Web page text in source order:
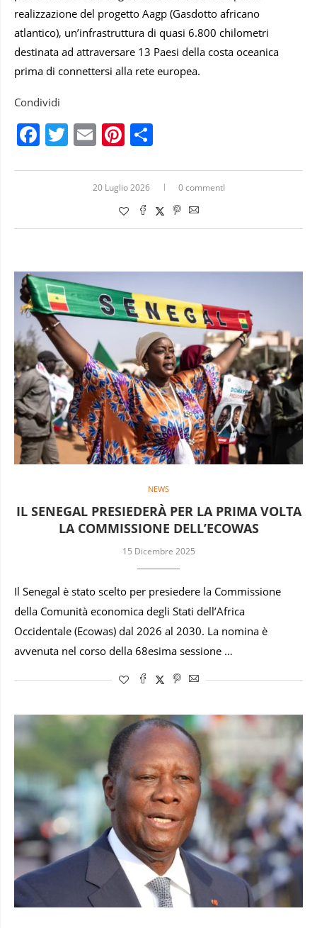
realizzazione del progetto Aagp (Gasdotto africano
atlantico), un’infrastruttura di quasi 6.800 chilometri
destinata ad attraversare 13 Paesi della costa oceanica
prima di connettersi alla rete europea.
Condividi
Facebook
Twitter
EmailPinterest
20 Luglio 2026 0 commentI
NEWS
IL SENEGAL PRESIEDERÀ PER LA PRIMA VOLTA
LA COMMISSIONE DELL’ECOWAS
15 Dicembre 2025
Il Senegal è stato scelto per presiedere la Commissione
della Comunità economica degli Stati dell’Africa
Occidentale (Ecowas) dal 2026 al 2030. La nomina è
avvenuta nel corso della 68esima sessione …